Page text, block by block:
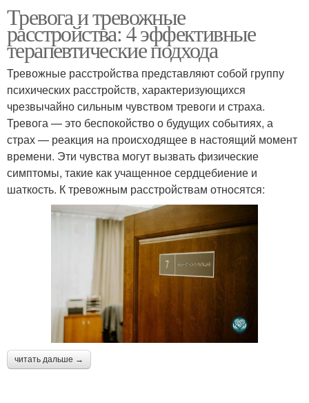
Тревога и тревожные
расстройства: 4 эффективные
терапевтические подхода
Тревожные расстройства представляют собой группу
психических расстройств, характеризующихся
чрезвычайно сильным чувством тревоги и страха.
Тревога — это беспокойство о будущих событиях, а
страх — реакция на происходящее в настоящий момент
времени. Эти чувства могут вызвать физические
симптомы, такие как учащенное сердцебиение и
шаткость. К тревожным расстройствам относятся:
читать дальше →